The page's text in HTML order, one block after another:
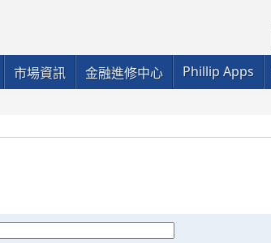
市場資訊 金融進修中心 Phillip Apps